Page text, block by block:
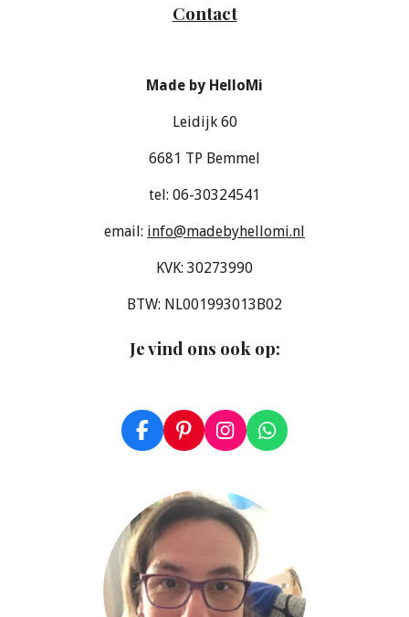
Contact
Made by HelloMi
Leidijk 60
6681 TP Bemmel
tel: 06-30324541
email: info@madebyhellomi.nl
KVK: 30273990
BTW: NL001993013B02
Je vind ons ook op:
F
a
b
o
o
k
P
i
t
e
r
s
t
I
n
t
a
g
a
m
W
h